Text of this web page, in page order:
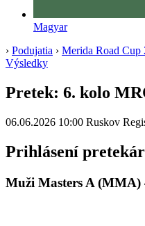
Magyar
› Podujatia › Merida Road Cup
Výsledky
Pretek: 6. kolo
06.06.2026 10:00 Ruskov
Prihlásení
Muži Masters A (MMA)